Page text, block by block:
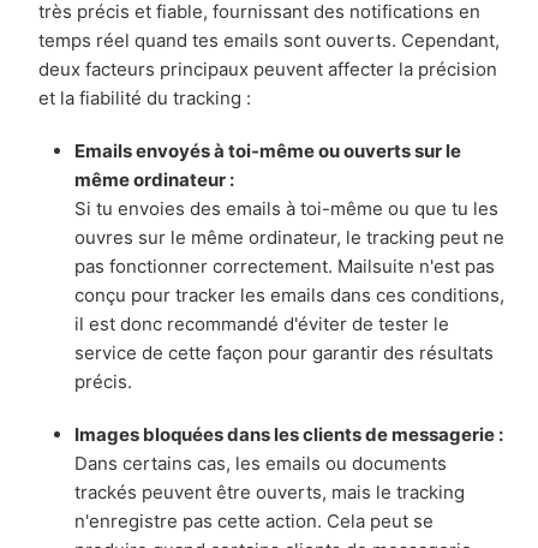
très précis et fiable, fournissant des notifications en
temps réel quand tes emails sont ouverts. Cependant,
deux facteurs principaux peuvent affecter la précision
et la fiabilité du tracking :
Emails envoyés à toi-même ou ouverts sur le
même ordinateur :
Si tu envoies des emails à toi-même ou que tu les
ouvres sur le même ordinateur, le tracking peut ne
pas fonctionner correctement. Mailsuite n'est pas
conçu pour tracker les emails dans ces conditions,
il est donc recommandé d'éviter de tester le
service de cette façon pour garantir des résultats
précis.
Images bloquées dans les clients de messagerie :
Dans certains cas, les emails ou documents
trackés peuvent être ouverts, mais le tracking
n'enregistre pas cette action. Cela peut se